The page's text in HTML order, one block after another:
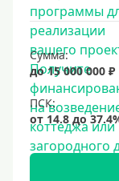
Сумма:
до 15 000 000 ₽